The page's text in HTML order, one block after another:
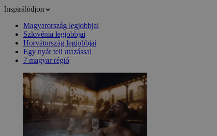
Inspirálódjon
Magyarország legjobbjai
Szlovénia legjobbjai
Horvátország legjobbjai
Egy nyár teli utazással
7 magyar régió